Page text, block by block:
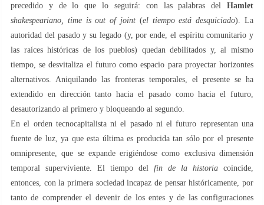
precedido y de lo que lo seguirá: con las palabras del Hamlet
shakespeariano, time is out of joint (el tiempo está desquiciado). La
autoridad del pasado y su legado (y, por ende, el espíritu comunitario y
las raíces históricas de los pueblos) quedan debilitados y, al mismo
tiempo, se desvitaliza el futuro como espacio para proyectar horizontes
alternativos. Aniquilando las fronteras temporales, el presente se ha
extendido en dirección tanto hacia el pasado como hacia el futuro,
desautorizando al primero y bloqueando al segundo.
En el orden tecnocapitalista ni el pasado ni el futuro representan una
fuente de luz, ya que esta última es producida tan sólo por el presente
omnipresente, que se expande erigiéndose como exclusiva dimensión
temporal superviviente. El tiempo del fin de la historia coincide,
entonces, con la primera sociedad incapaz de pensar históricamente, por
tanto de comprender el devenir de los entes y de las configuraciones